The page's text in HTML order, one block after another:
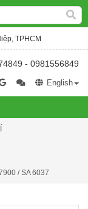
TPHCM
- 0981556849
English
/ SA 6037